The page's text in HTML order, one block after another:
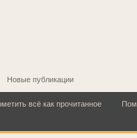
Новые публикации
всё как прочитанное